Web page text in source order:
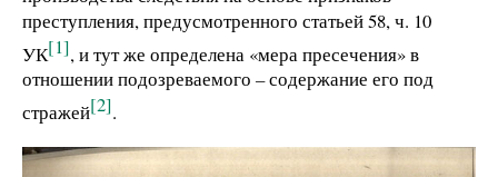
преступления, предусмотренного статьей 58, ч. 10
УК[1], и тут же определена «мера пресечения» в
отношении подозреваемого –содержание его под
стражей[2].